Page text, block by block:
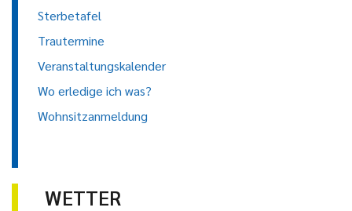
Sterbetafel
Trautermine
Veranstaltungskalender
Wo erledige ich was?
Wohnsitzanmeldung
WETTER